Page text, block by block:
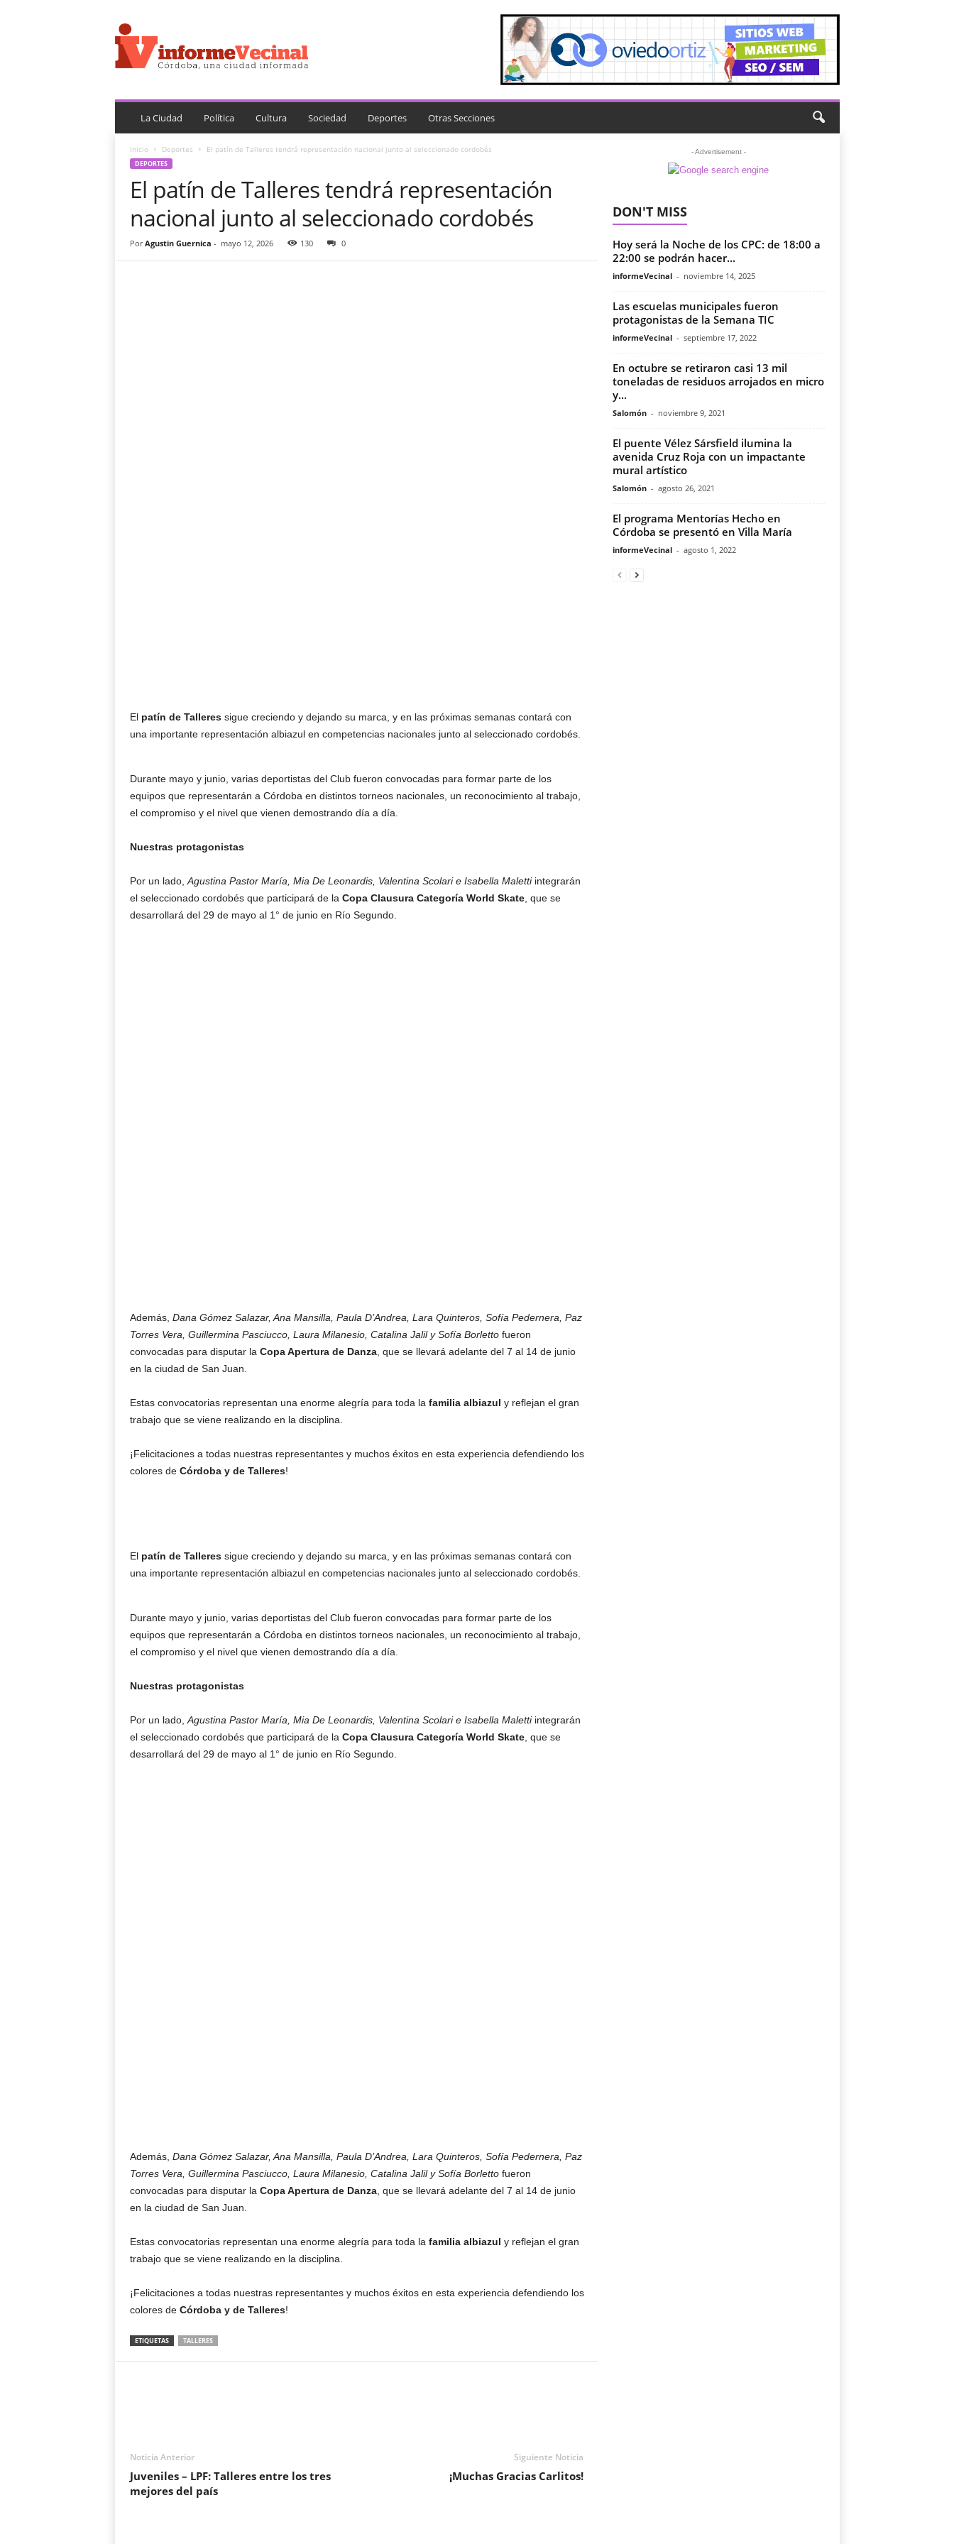
n
f
o
e
e
La Ciudad Política Cultura Sociedad Deportes Otras Secciones
Inicio Deportes El patín de Talleres tendrá representación nacional junto al seleccionado cordobés
DEPORTES
El patín de Talleres tendrá representación
nacional junto al seleccionado cordobés
Por Agustin Guernica - mayo 12, 2026 130 0
El patín de Talleressigue creciendo y dejando su marca, y en las próximas semanas contará con
una importante representación albiazul en competencias nacionales junto al seleccionado cordobés.
Durante mayo y junio, varias deportistas del Club fueron convocadas para formar parte de los
equipos que representarán a Córdoba en distintos torneos nacionales, un reconocimiento al trabajo,
el compromiso y el nivel que vienen demostrando día a día.
Nuestras protagonistas
Por un lado, Agustina Pastor María, Mia De Leonardis, Valentina Scolari e Isabella Malettiintegrarán
el seleccionado cordobés que participará de la Copa Clausura Categoría World Skate, que se
desarrollará del 29 de mayo al 1° de junio en Río Segundo.
Además, Dana Gómez Salazar, Ana Mansilla, Paula D’Andrea, Lara Quinteros, Sofía Pedernera, Paz
Torres Vera, Guillermina Pasciucco, Laura Milanesio, Catalina Jalil y Sofía Borlettofueron
convocadas para disputar la Copa Apertura de Danza, que se llevará adelante del 7 al 14 de junio
en la ciudad de San Juan.
Estas convocatorias representan una enorme alegría para toda la familia albiazul y reflejan el gran
trabajo que se viene realizando en la disciplina.
¡Felicitaciones a todas nuestras representantes y muchos éxitos en esta experiencia defendiendo los
colores de Córdoba y de Talleres!
El patín de Talleressigue creciendo y dejando su marca, y en las próximas semanas contará con
una importante representación albiazul en competencias nacionales junto al seleccionado cordobés.
Durante mayo y junio, varias deportistas del Club fueron convocadas para formar parte de los
equipos que representarán a Córdoba en distintos torneos nacionales, un reconocimiento al trabajo,
el compromiso y el nivel que vienen demostrando día a día.
Nuestras protagonistas
Por un lado, Agustina Pastor María, Mia De Leonardis, Valentina Scolari e Isabella Malettiintegrarán
el seleccionado cordobés que participará de la Copa Clausura Categoría World Skate, que se
desarrollará del 29 de mayo al 1° de junio en Río Segundo.
Además, Dana Gómez Salazar, Ana Mansilla, Paula D’Andrea, Lara Quinteros, Sofía Pedernera, Paz
Torres Vera, Guillermina Pasciucco, Laura Milanesio, Catalina Jalil y Sofía Borlettofueron
convocadas para disputar la Copa Apertura de Danza, que se llevará adelante del 7 al 14 de junio
en la ciudad de San Juan.
Estas convocatorias representan una enorme alegría para toda la familia albiazul y reflejan el gran
trabajo que se viene realizando en la disciplina.
¡Felicitaciones a todas nuestras representantes y muchos éxitos en esta experiencia defendiendo los
colores de Córdoba y de Talleres!
ETIQUETAS TALLERES
Noticia Anterior
Juveniles – LPF: Talleres entre los tres
mejores del país
Siguiente Noticia
¡Muchas Gracias Carlitos!
- Advertisement -
DON'T MISS
Hoy será la Noche de los CPC: de 18:00 a
22:00 se podrán hacer...
informeVecinal - noviembre 14, 2025
Las escuelas municipales fueron
protagonistas de la Semana TIC
informeVecinal - septiembre 17, 2022
En octubre se retiraron casi 13 mil
toneladas de residuos arrojados en micro
y...
Salomón - noviembre 9, 2021
El puente Vélez Sársfield ilumina la
avenida Cruz Roja con un impactante
mural artístico
Salomón - agosto 26, 2021
El programa Mentorías Hecho en
Córdoba se presentó en Villa María
informeVecinal - agosto 1, 2022